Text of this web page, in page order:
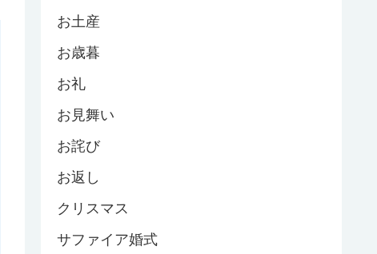
お土産
お歳暮
お礼
お見舞い
お詫び
お返し
クリスマス
サファイア婚式